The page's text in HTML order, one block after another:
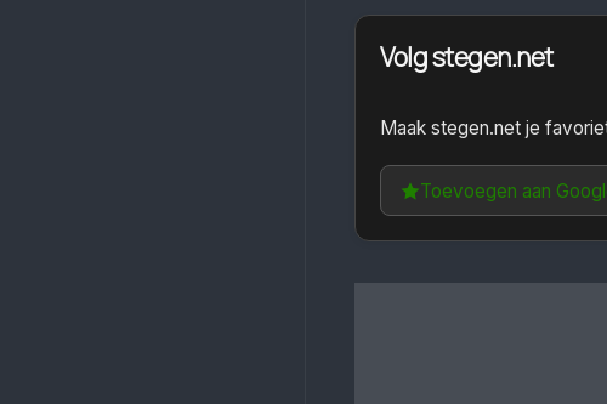
Volg stegen.net
Maak stegen.net je
Toevoegen aan